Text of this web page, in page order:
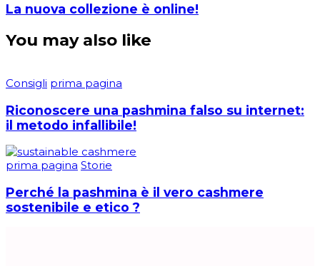
La nuova collezione è online!
You may also like
Consigli prima pagina
Riconoscere una pashmina falso su internet:
il metodo infallibile!
prima pagina Storie
Perché la pashmina è il vero cashmere
sostenibile e etico ?